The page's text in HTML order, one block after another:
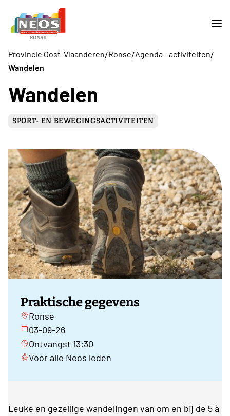
Provincie Oost-Vlaanderen/Ronse/Agenda - activiteiten/
Wandelen
Wandelen
SPORT- EN BEWEGINGSACTIVITEITEN
Praktische gegevens
Ronse
03-09-26
Ontvangst 13:30
Voor alle Neos leden
Leuke en gezellige wandelingen van om en bij de 5 à